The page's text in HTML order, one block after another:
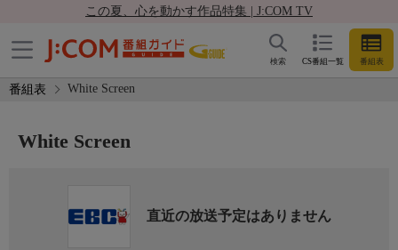
この夏、心を動かす作品特集 | J:COM TV
CS番組一覧 番組表
検索
番組表 White Screen
White Screen
直近の放送予定はありません